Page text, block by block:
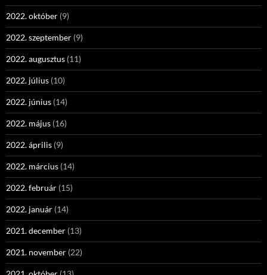
2022. október (9)
2022. szeptember (9)
2022. augusztus (11)
2022. július (10)
2022. június (14)
2022. május (16)
2022. április (9)
2022. március (14)
2022. február (15)
2022. január (14)
2021. december (13)
2021. november (22)